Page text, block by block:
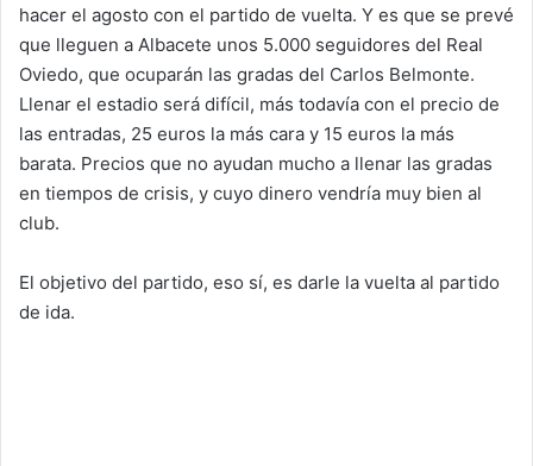
hacer el agosto con el partido de vuelta. Y es que se prevé
que lleguen a Albacete unos 5.000 seguidores del Real
Oviedo, que ocuparán las gradas del Carlos Belmonte.
Llenar el estadio será difícil, más todavía con el precio de
las entradas, 25 euros la más cara y 15 euros la más
barata. Precios que no ayudan mucho a llenar las gradas
en tiempos de crisis, y cuyo dinero vendría muy bien al
club.
El objetivo del partido, eso sí, es darle la vuelta al partido
de ida.